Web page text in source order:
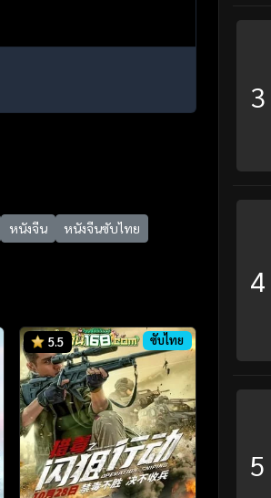
หนังจีน หนังจีนซับไทย
5.5 ซับไทย
3
4
5